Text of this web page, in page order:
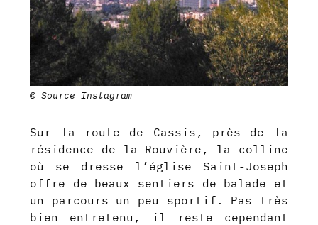
© Source Instagram
Sur la route de Cassis, près de la
résidence de la Rouvière, la colline
où se dresse l’église Saint-Joseph
offre de beaux sentiers de balade et
un parcours un peu sportif. Pas très
bien entretenu, il reste cependant